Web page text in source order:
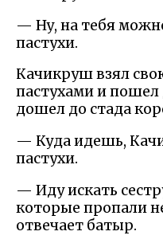
— Ну, на тебя
пастухи.
Качикруш взял
пастухами и
дошел до стада
— Куда идешь,
пастухи.
— Иду искать
которые пропали
отвечает батыр.